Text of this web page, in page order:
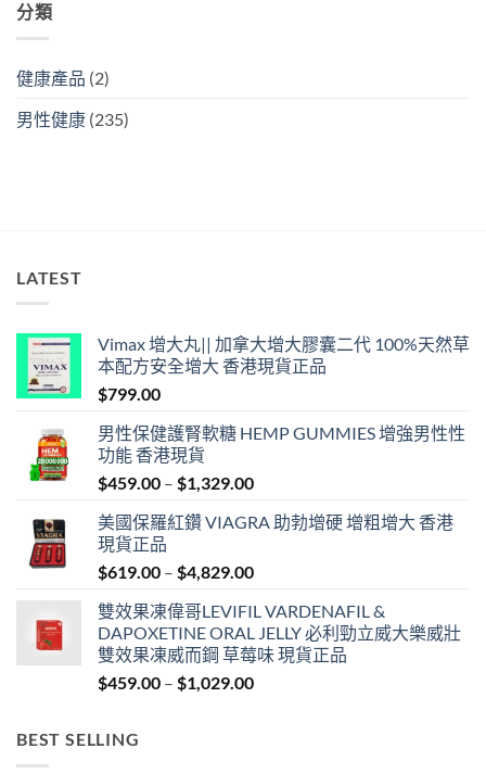
分類
健康產品 (2)
男性健康 (235)
LATEST
Vimax 增大丸|| 加拿大增大膠囊二代 100%天然草
本配方安全增大 香港現貨正品
$799.00
男性保健護腎軟糖 HEMP GUMMIES 增強男性性
功能 香港現貨
$459.00 – $1,329.00Price
$459.00
$1,329.00
美國保羅紅鑽 VIAGRA 助勃增硬 增粗增大 香港
現貨正品
$619.00 – $4,829.00Price
$619.00
through
$4,829.00
雙效果凍偉哥LEVIFIL VARDENAFIL &
DAPOXETINE ORAL JELLY 必利勁立威大樂威壯
雙效果凍威而鋼 草莓味 現貨正品
$459.00 – $1,029.00Price
BEST SELLING